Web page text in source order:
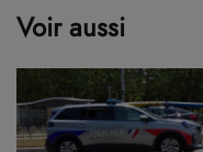
Voir aussi